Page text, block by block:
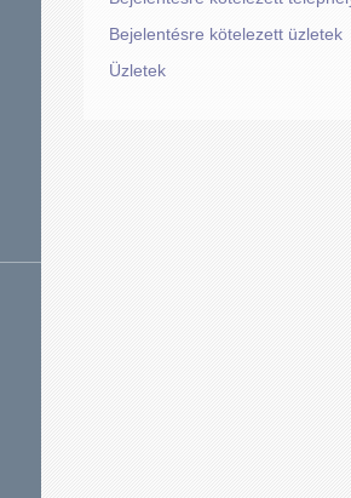
Bejelentésre kötelezett üzletek
Üzletek